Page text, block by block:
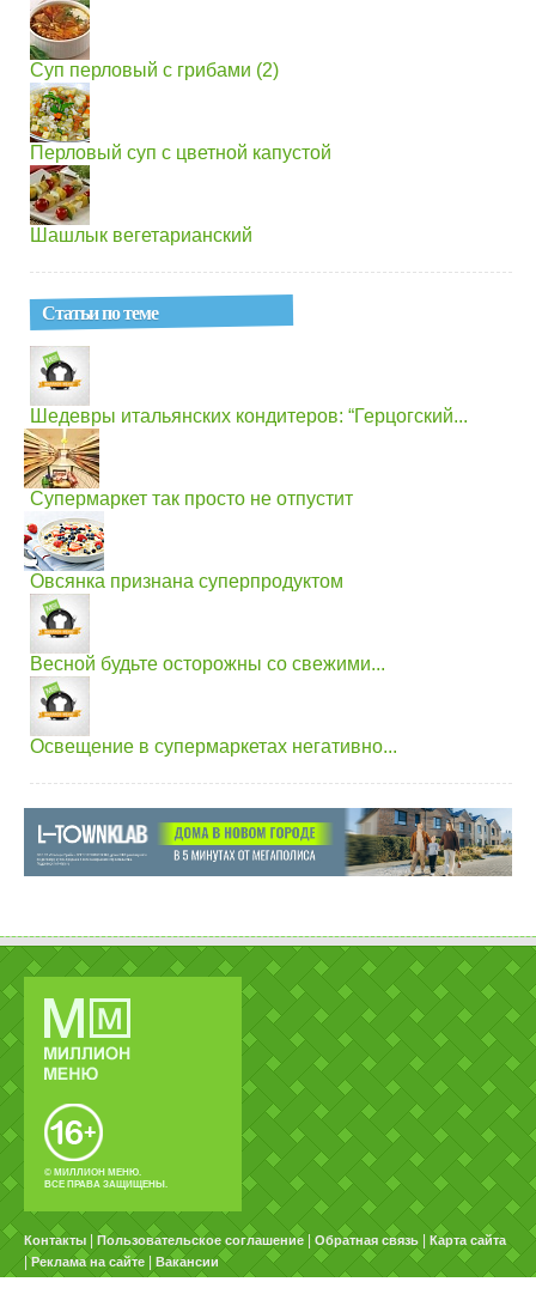
Суп перловый с грибами (2)
Перловый суп с цветной капустой
Шашлык вегетарианский
Статьи по теме
Шедевры итальянских кондитеров: “Герцогский...
Супермаркет так просто не отпустит
Овсянка признана суперпродуктом
Весной будьте осторожны со свежими...
Освещение в супермаркетах негативно...
© МИЛЛИОН МЕНЮ.
ВСЕ ПРАВА ЗАЩИЩЕНЫ.
Контакты Пользовательское соглашение Обратная связь Карта сайта
|Реклама на сайте Вакансии